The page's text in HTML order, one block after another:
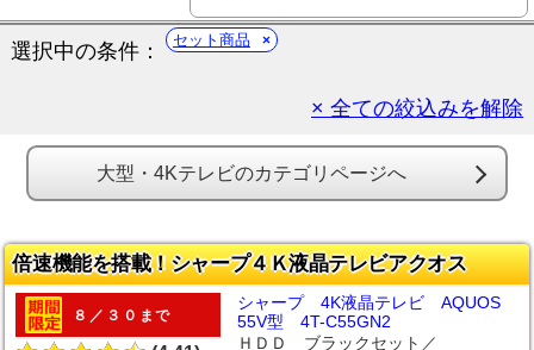
選択中の条件： セット商品
× 全ての絞込みを解除
大型・4Kテレビのカテゴリページへ
倍速機能を搭載！シャープ４Ｋ液晶テレビアクオス
８／３０まで
シャープ 4K液晶テレビ AQUOS
55V型 4T-C55GN2
ＨＤＤ ブラックセット／